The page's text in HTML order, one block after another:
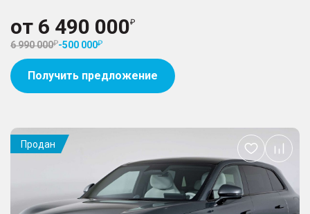
от 6 490 000
6 990 000 -500 000
Получить предложение
Продан
Добавить
в
избранное